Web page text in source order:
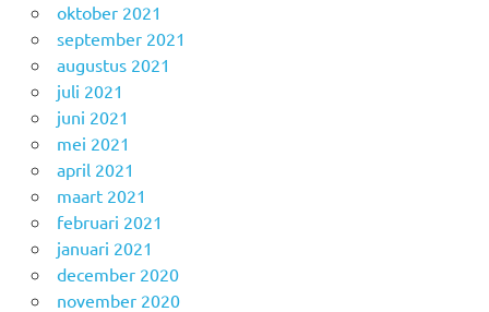
oktober 2021
september 2021
augustus 2021
juli 2021
juni 2021
mei 2021
april 2021
maart 2021
februari 2021
januari 2021
december 2020
november 2020